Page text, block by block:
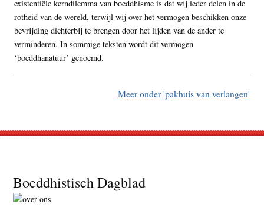
existentiële kerndilemma van boeddhisme is dat wij ieder delen in de
rotheid van de wereld, terwijl wij over het vermogen beschikken onze
bevrijding dichterbij te brengen door het lijden van de ander te
verminderen. In sommige teksten wordt dit vermogen
‘boeddhanatuur’ genoemd.
Meer onder 'pakhuis van verlangen'
Footer
Boeddhistisch Dagblad